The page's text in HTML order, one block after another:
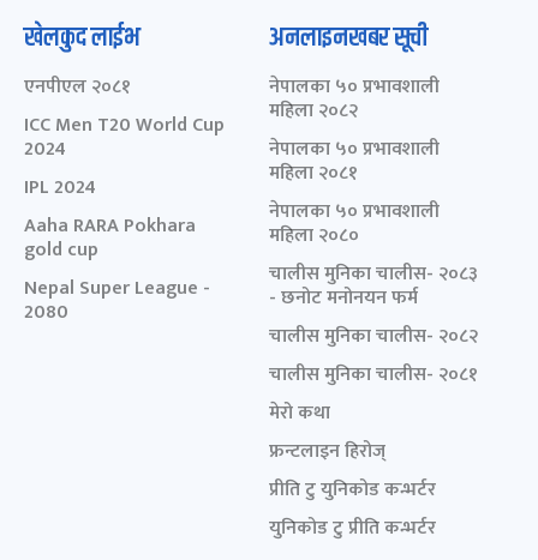
खेलकुद लाईभ
एनपीएल २०८१
ICC Men T20 World Cup
2024
IPL 2024
Aaha RARA Pokhara
gold cup
Nepal Super League -
2080
अनलाइनखबर सूची
नेपालका ५० प्रभावशाली
महिला २०८२
नेपालका ५० प्रभावशाली
महिला २०८१
नेपालका ५० प्रभावशाली
महिला २०८०
चालीस मुनिका चालीस- २०८३
- छनोट मनोनयन फर्म
चालीस मुनिका चालीस- २०८२
चालीस मुनिका चालीस- २०८१
मेरो कथा
फ्रन्टलाइन हिरोज्
प्रीति टु युनिकोड कन्भर्टर
युनिकोड टु प्रीति कन्भर्टर